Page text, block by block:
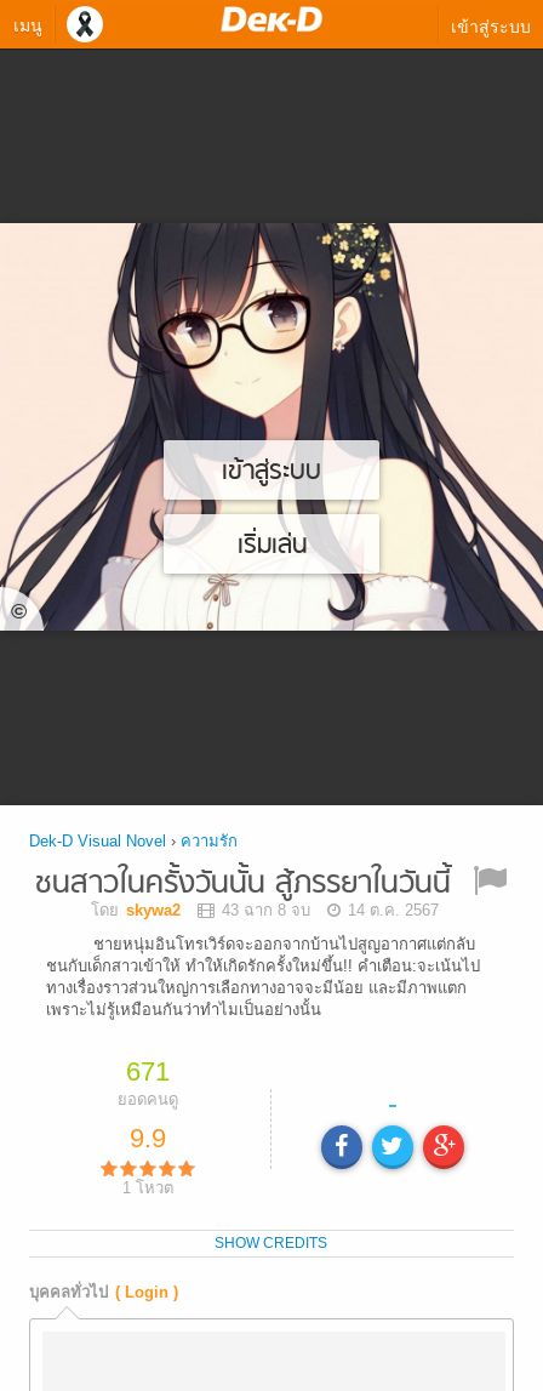
เมนู เข้าสู่ระบบ
เข้าสู่ระบบ
เริ่มเล่น
©
Dek-D Visual Novel › ความรัก
ชนสาวในครั้งวันนั้น สู้ภรรยาในวันนี้
โดย skywa2 43 ฉาก 8 จบ
14 ต.ค. 2567
ชายหนุ่มอินโทรเวิร์ดจะออกจากบ้านไปสูญอากาศแต่กลับ
ชนกับเด็กสาวเข้าให้ ทำให้เกิดรักครั้งใหม่ขึ้น!! คำเตือน:จะเน้นไป
ทางเรื่องราวส่วนใหญ่การเลือกทางอาจจะมีน้อย และมีภาพแตก
เพราะไม่รู้เหมือนกันว่าทำไมเป็นอย่างนั้น
671
ยอดคนดู
9.9
1โหวต
-
SHOW CREDITS
บุคคลทั่วไป ( Login )